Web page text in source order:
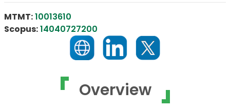
Overview
MTMT:10013610
Scopus:14040727200